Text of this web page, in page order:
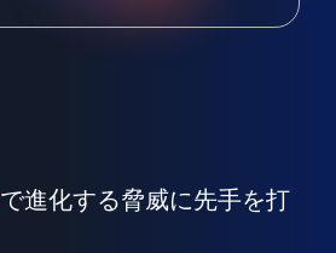
で進化する脅威に先手を打